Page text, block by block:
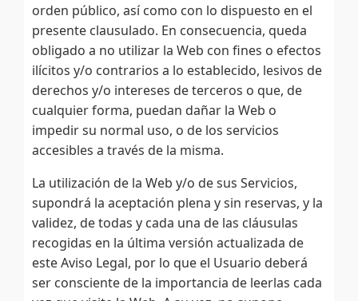
orden público, así como con lo dispuesto en el
presente clausulado. En consecuencia, queda
obligado a no utilizar la Web con fines o efectos
ilícitos y/o contrarios a lo establecido, lesivos de
derechos y/o intereses de terceros o que, de
cualquier forma, puedan dañar la Web o
impedir su normal uso, o de los servicios
accesibles a través de la misma.
La utilización de la Web y/o de sus Servicios,
supondrá la aceptación plena y sin reservas, y la
validez, de todas y cada una de las cláusulas
recogidas en la última versión actualizada de
este Aviso Legal, por lo que el Usuario deberá
ser consciente de la importancia de leerlas cada